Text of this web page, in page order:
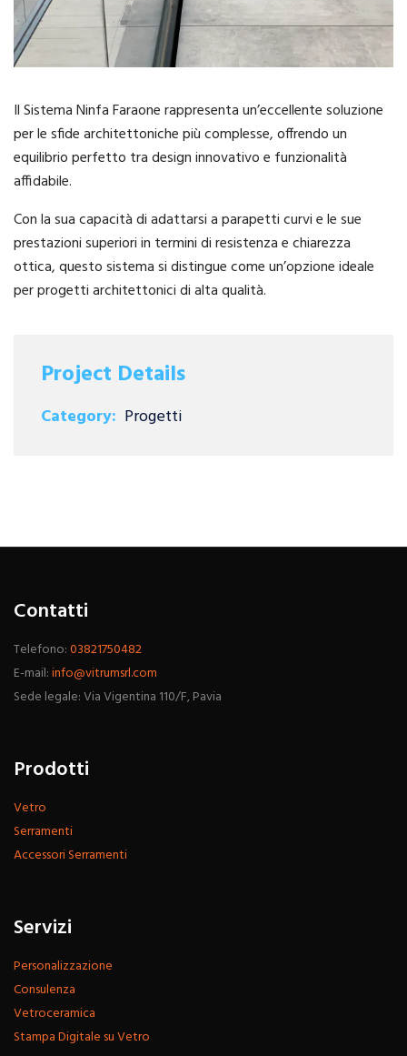
Project Details
Category: Progetti
Il Sistema Ninfa Faraone rappresenta un’eccellente soluzione
per le sfide architettoniche più complesse, offrendo un
equilibrio perfetto tra design innovativo e funzionalità
affidabile.
Con la sua capacità di adattarsi a parapetti curvi e le sue
prestazioni superiori in termini di resistenza e chiarezza
ottica, questo sistema si distingue come un’opzione ideale
per progetti architettonici di alta qualità.
Contatti
Telefono:03821750482
E-mail:info@vitrumsrl.com
Sede legale: Via Vigentina 110/F, Pavia
Prodotti
Vetro
Serramenti
Accessori Serramenti
Servizi
Personalizzazione
Consulenza
Vetroceramica
Stampa Digitale su Vetro